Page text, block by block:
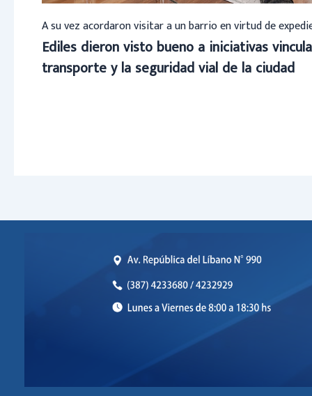
A su vez acordaron visitar a un barrio en virtud de
Ediles dieron visto bueno a iniciativas
transporte y la seguridad vial de la ciudad